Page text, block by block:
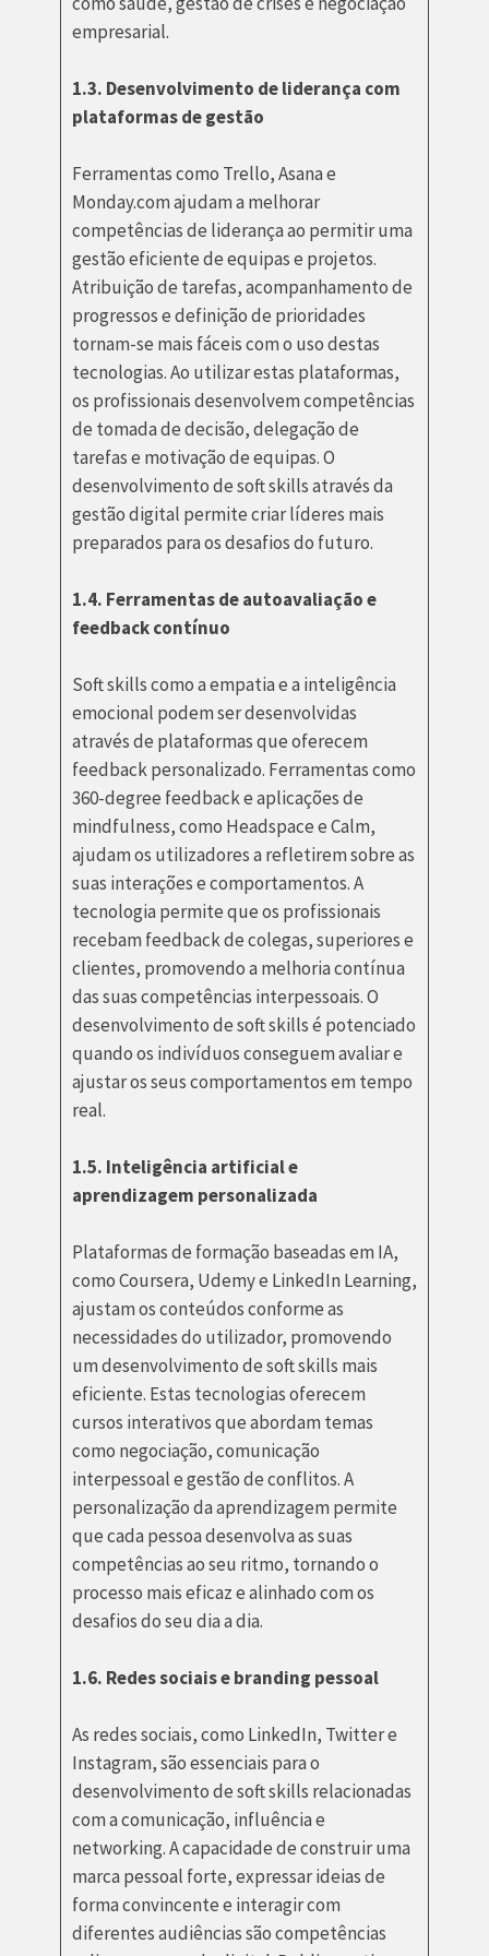
empresarial.
1.3. Desenvolvimento de liderança com
plataformas de gestão
Ferramentas como Trello, Asana e
Monday.com ajudam a melhorar
competências de liderança ao permitir uma
gestão eficiente de equipas e projetos.
Atribuição de tarefas, acompanhamento de
progressos e definição de prioridades
tornam-se mais fáceis com o uso destas
tecnologias. Ao utilizar estas plataformas,
os profissionais desenvolvem competências
de tomada de decisão, delegação de
tarefas e motivação de equipas. O
desenvolvimento de soft skills através da
gestão digital permite criar líderes mais
preparados para os desafios do futuro.
1.4. Ferramentas de autoavaliação e
feedback contínuo
Soft skills como a empatia e a inteligência
emocional podem ser desenvolvidas
através de plataformas que oferecem
feedback personalizado. Ferramentas como
360-degree feedback e aplicações de
mindfulness, como Headspace e Calm,
ajudam os utilizadores a refletirem sobre as
suas interações e comportamentos. A
tecnologia permite que os profissionais
recebam feedback de colegas, superiores e
clientes, promovendo a melhoria contínua
das suas competências interpessoais. O
desenvolvimento de soft skills é potenciado
quando os indivíduos conseguem avaliar e
ajustar os seus comportamentos em tempo
real.
1.5. Inteligência artificial e
aprendizagem personalizada
Plataformas de formação baseadas em IA,
como Coursera, Udemy e LinkedIn Learning,
ajustam os conteúdos conforme as
necessidades do utilizador, promovendo
um desenvolvimento de soft skills mais
eficiente. Estas tecnologias oferecem
cursos interativos que abordam temas
como negociação, comunicação
interpessoal e gestão de conflitos. A
personalização da aprendizagem permite
que cada pessoa desenvolva as suas
competências ao seu ritmo, tornando o
processo mais eficaz e alinhado com os
desafios do seu dia a dia.
1.6. Redes sociais e branding pessoal
As redes sociais, como LinkedIn, Twitter e
Instagram, são essenciais para o
desenvolvimento de soft skills relacionadas
com a comunicação, influência e
networking. A capacidade de construir uma
marca pessoal forte, expressar ideias de
forma convincente e interagir com
diferentes audiências são competências